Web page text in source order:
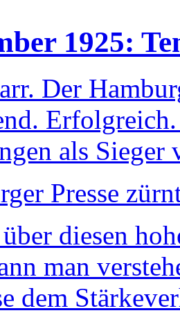
1925:
Der
als Sieger
Presse
diesen
man
dem